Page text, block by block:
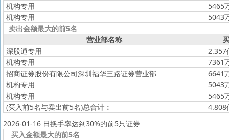
机构专用
5465
机构专用
5043
卖出金额最大的前5名
营业部名称
深股通专用
2.357
机构专用
7361
招商证券股份有限公司深圳福华三路证券营业部
6641
机构专用
5043
机构专用
5465
(买入前5名与卖出前5名)总合计：
4.808
2026-01-16 日换手率达到30%的前5只证券
买入金额最大的前5名